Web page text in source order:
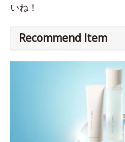
いね！
Recommend Item